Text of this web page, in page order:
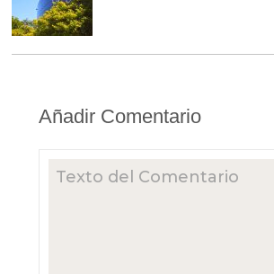
Añadir Comentario